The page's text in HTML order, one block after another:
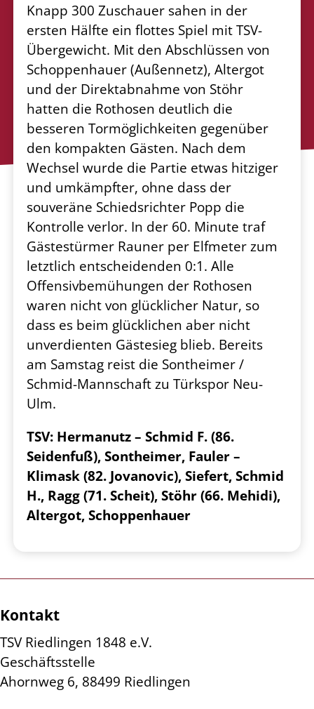
Knapp 300 Zuschauer sahen in der
ersten Hälfte ein flottes Spiel mit TSV-
Übergewicht. Mit den Abschlüssen von
Schoppenhauer (Außennetz), Altergot
und der Direktabnahme von Stöhr
hatten die Rothosen deutlich die
besseren Tormöglichkeiten gegenüber
den kompakten Gästen. Nach dem
Wechsel wurde die Partie etwas hitziger
und umkämpfter, ohne dass der
souveräne Schiedsrichter Popp die
Kontrolle verlor. In der 60. Minute traf
Gästestürmer Rauner per Elfmeterzum
letztlich entscheidenden 0:1. Alle
Offensivbemühungen der Rothosen
waren nicht von glücklicher Natur, so
dass es beim glücklichen aber nicht
unverdienten Gästesieg blieb. Bereits
am Samstag reist die Sontheimer /
Schmid-Mannschaft zu Türkspor Neu-
Ulm.
TSV: Hermanutz – Schmid F. (86.
Seidenfuß), Sontheimer, Fauler –
Klimask (82. Jovanovic), Siefert,Schmid
H., Ragg (71. Scheit), Stöhr (66. Mehidi),
Altergot, Schoppenhauer
Kontakt
TSV Riedlingen 1848 e.V.
Geschäftsstelle
Ahornweg 6, 88499 Riedlingen